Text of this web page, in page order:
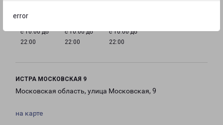
error
с 10:00 до
22:00
с 10:00 до
22:00
с 10:00 до
22:00
ИСТРА МОСКОВСКАЯ 9
Московская область, улица Московская, 9
на карте